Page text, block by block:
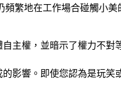
繁地在工作場合碰觸小
主權，並暗示了權力不對
影響。即使您認為是玩笑